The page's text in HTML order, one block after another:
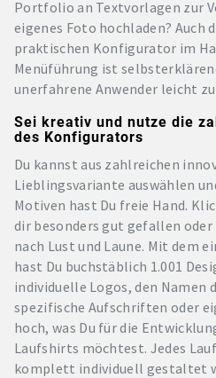
Portfolio an Textvorlagen zur
eigenes Foto hochladen? Auch
praktischen Konfigurator im
Menüführung ist
unerfahrene Anwender leicht
Sei kreativ und nutze die
des Konfigurators
Du kannst aus zahlreichen
Lieblingsvariante auswählen
Motiven hast Du freie Hand.
dir besonders gut gefallen oder
nach Lust und Laune. Mit dem
hast Du buchstäblich 1.001
individuelle Logos, den Namen
spezifische Aufschriften oder
hoch, was Du für die
Laufshirts möchtest. Jedes
komplett individuell gestaltet